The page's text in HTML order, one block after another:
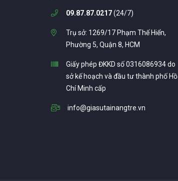
09.87.87.0217(24/7)
Trụ sở: 1269/17 Phạm Thế Hiển,
Phường 5, Quận 8, HCM
Giấy phép ĐKKD số 0316086934 do
sở kế hoạch và đầu tư thành phố Hồ
Chí Minh cấp
info@giasutainangtre.vn